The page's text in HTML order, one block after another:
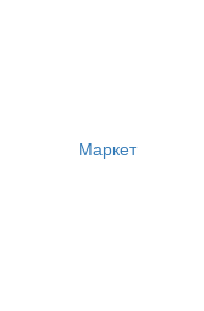
Маркет